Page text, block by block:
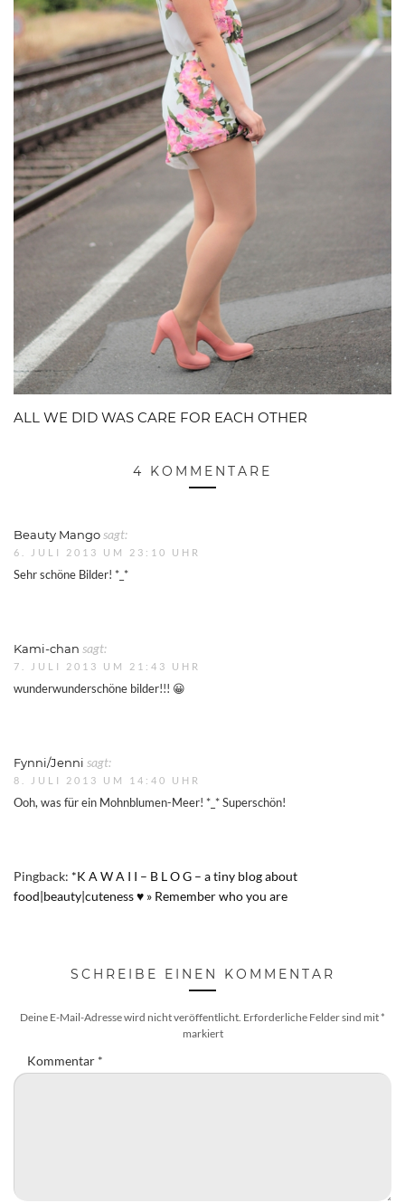
ALL WE DID WAS CARE FOR EACH OTHER
4 KOMMENTARE
Beauty Mangosagt:
6. JULI 2013 UM 23:10 UHR
Sehr schöne Bilder! *_*
Kami-chan sagt:
7. JULI 2013 UM 21:43 UHR
wunderwunderschöne bilder!!! 😀
Fynni/Jenni sagt:
8. JULI 2013 UM 14:40 UHR
Ooh, was für ein Mohnblumen-Meer! *_* Superschön!
Pingback: *K A W A I I – B L O G – a tiny blog about
food|beauty|cuteness ♥ » Remember who you are
SCHREIBE EINEN KOMMENTAR
Deine E-Mail-Adresse wird nicht veröffentlicht. Erforderliche Felder sind mit *
markiert
Kommentar *